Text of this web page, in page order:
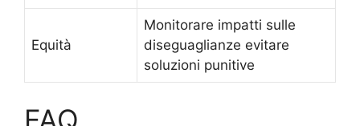
Equità
Monitorare impatti sulle
diseguaglianze evitare
soluzioni punitive